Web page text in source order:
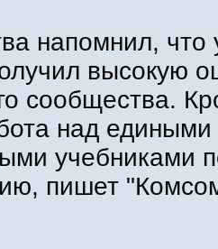
напомнил, что
высокую
сообщества.
над едиными
учебниками
пишет